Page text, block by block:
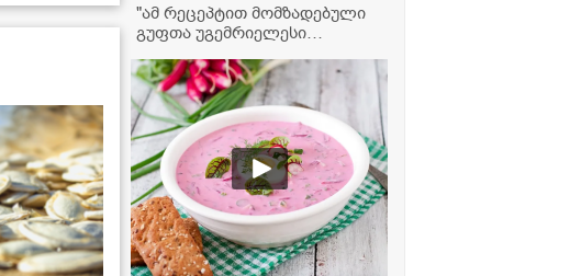
"ამ რეცეპტით მომზადებული
გუფთა უგემრიელესი
აუცილებლად!" - გუფთა
ბოსტნეულის ბულიონში